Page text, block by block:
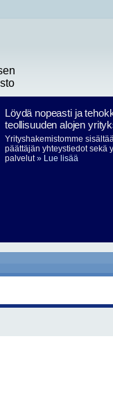
Löydä nopeasti ja
teollisuuden alojen
Yrityshakemistomme
päättäjän yhteystiedot sekä
palvelut» Lue lisää